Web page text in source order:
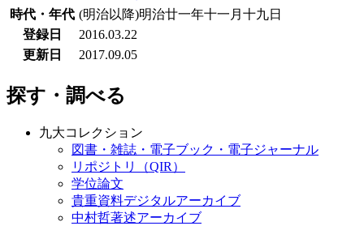
時代・年代 (明治以降)明治廿一年十一月十九日
登録日
2016.03.22
更新日
2017.09.05
探す・調べる
九大コレクション
図書・雑誌・電子ブック・電子ジャーナル
リポジトリ（QIR）
学位論文
貴重資料デジタルアーカイブ
中村哲著述アーカイブ